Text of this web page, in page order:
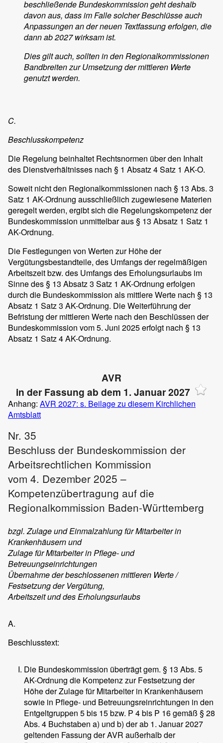
beschließende Bundeskommission geht deshalb
davon aus, dass im Falle solcher Beschlüsse auch
Anpassungen an der neuen Textfassung erfolgen, die
dann ab 2027 wirksam ist.
Dies gilt auch, sollten in den Regionalkommissionen
Bandbreiten zur Umsetzung der mittleren Werte
genutzt werden.
C.
Beschlusskompetenz
Die Regelung beinhaltet Rechtsnormen über den Inhalt
des Dienstverhältnisses nach § 1 Absatz 4 Satz 1 AK-O.
Soweit nicht den Regionalkommissionen nach § 13 Abs. 3
Satz 1 AK-Ordnung ausschließlich zugewiesene Materien
geregelt werden, ergibt sich die Regelungskompetenz der
Bundeskommission unmittelbar aus § 13 Absatz 1 Satz 1
AK-Ordnung.
Die Festlegungen von Werten zur Höhe der
Vergütungsbestandteile, des Umfangs der regelmäßigen
Arbeitszeit bzw. des Umfangs des Erholungsurlaubs im
Sinne des § 13 Absatz 3 Satz 1 AK-Ordnung erfolgen
durch die Bundeskommission als mittlere Werte nach § 13
Absatz 1 Satz 3 AK-Ordnung. Die Weiterführung der
Befristung der mittleren Werte nach den Beschlüssen der
Bundeskommission vom 5. Juni 2025 erfolgt nach § 13
Absatz 1 Satz 4 AK-Ordnung.
AVR
in der Fassung ab dem 1. Januar 2027
Anhang: AVR 2027: s. Beilage zu diesem Kirchlichen
Amtsblatt
Nr. 35
Beschluss der Bundeskommission der
Arbeitsrechtlichen Kommission
vom 4. Dezember 2025 –
Kompetenzübertragung auf die
Regionalkommission Baden-Württemberg
bzgl. Zulage und Einmalzahlung für Mitarbeiter in
Krankenhäusern und
Zulage für Mitarbeiter in Pflege- und
Betreuungseinrichtungen
Übernahme der beschlossenen mittleren Werte /
Festsetzung der Vergütung,
Arbeitszeit und des Erholungsurlaubs
A.
Beschlusstext:
Die Bundeskommission überträgt gem. § 13 Abs. 5
AK-Ordnung die Kompetenz zur Festsetzung der
Höhe der Zulage für Mitarbeiter in Krankenhäusern
sowie in Pflege- und Betreuungsreinrichtungen in den
Entgeltgruppen 5 bis 15 bzw. P 4 bis P 16 gemäß § 28
Abs. 4 Buchstaben a) und b) der ab 1. Januar 2027
geltenden Fassung der AVR außerhalb der